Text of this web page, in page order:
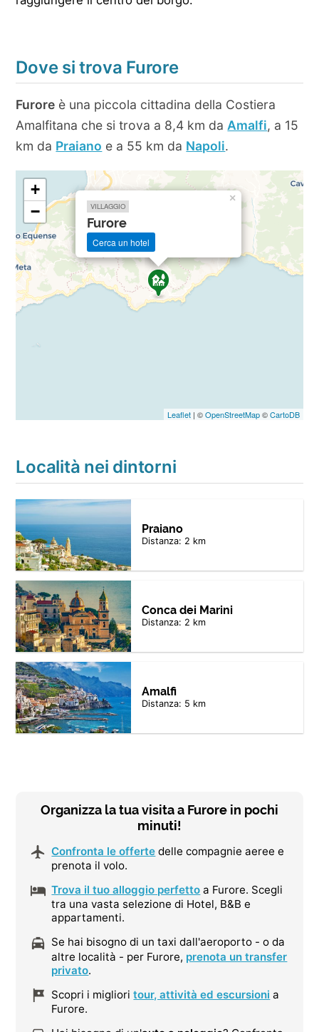
Dove si trova Furore
Furore è una piccola cittadina della Costiera
Amalfitana che si trova a 8,4 km daAmalfi, a 15
km da Praiano e a 55 km da Napoli.
VILLAGGIO
Furore
Cerca un hotel
×
+
−
Leaflet| ©OpenStreetMap©CartoDB
Località nei dintorni
Praiano
Distanza: 2 km
Conca dei Marini
Distanza: 2 km
Amalfi
Distanza: 5 km
Organizza la tua visita a Furore in pochi
minuti!
Confronta le offerte delle compagnie aeree e
prenota il volo.
Trova il tuo alloggio perfetto a Furore. Scegli
tra una vasta selezione di Hotel, B&B e
appartamenti.
Se hai bisogno di un taxi dall'aeroporto - o da
altre località - per Furore, prenota un transfer
privato.
Scopri i miglioritour, attività ed escursioni a
Furore.